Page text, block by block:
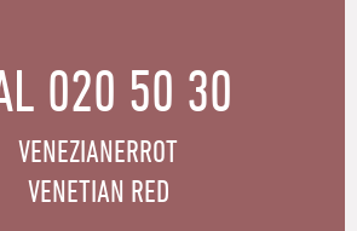
020 50 30
VENEZIANERROT
VENETIAN RED